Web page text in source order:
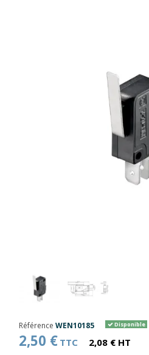
Référence WEN10185 Disponible
2,50 € TTC 2,08 € HT